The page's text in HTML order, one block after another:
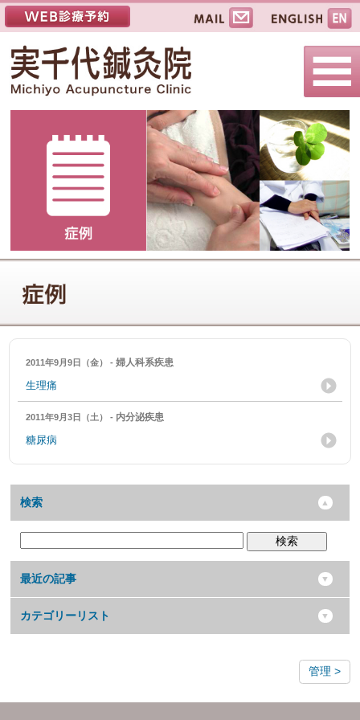
2011年9月9日（金） -婦人科系疾患
生理痛
2011年9月3日（土） - 内分泌疾患
糖尿病
検索
検索
最近の記事
カテゴリーリスト
管理